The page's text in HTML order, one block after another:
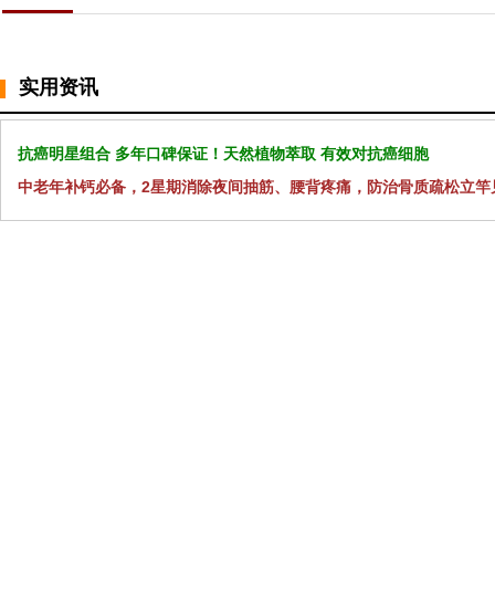
实用资讯
抗癌明星组合 多年口碑保证！天然植物萃取 有效对抗癌细胞
中老年补钙必备，2星期消除夜间抽筋、腰背疼痛，防治骨质疏松立竿